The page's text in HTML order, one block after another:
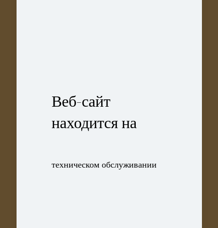
Веб-сайт
находится на
техническом обслуживании